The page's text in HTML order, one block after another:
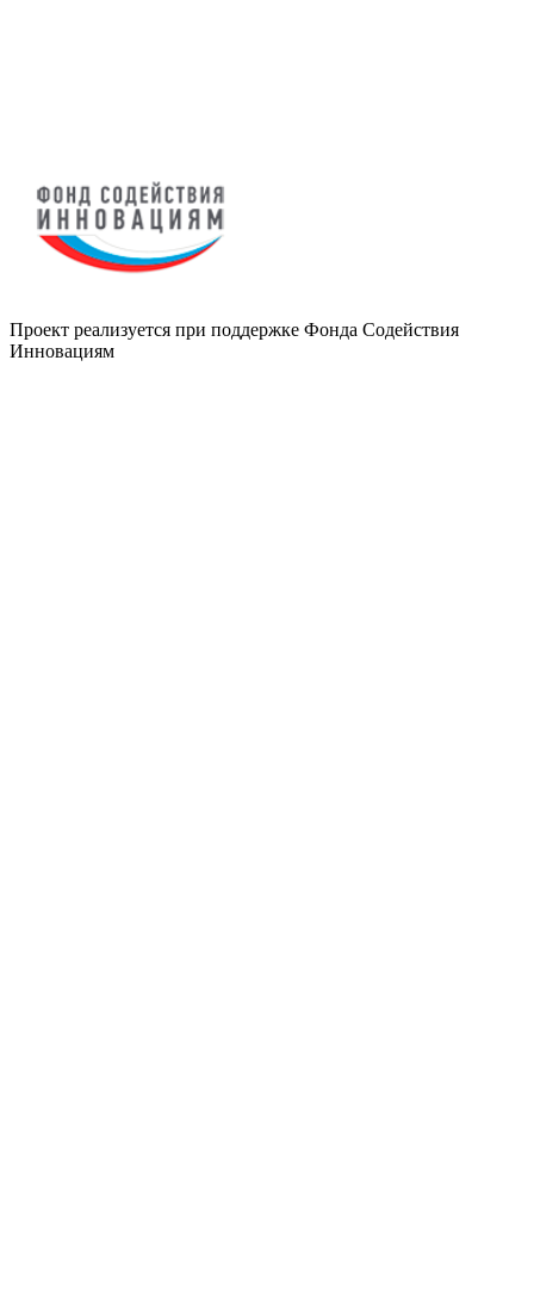
Проект реализуется при поддержке Фонда Содействия
Инновациям